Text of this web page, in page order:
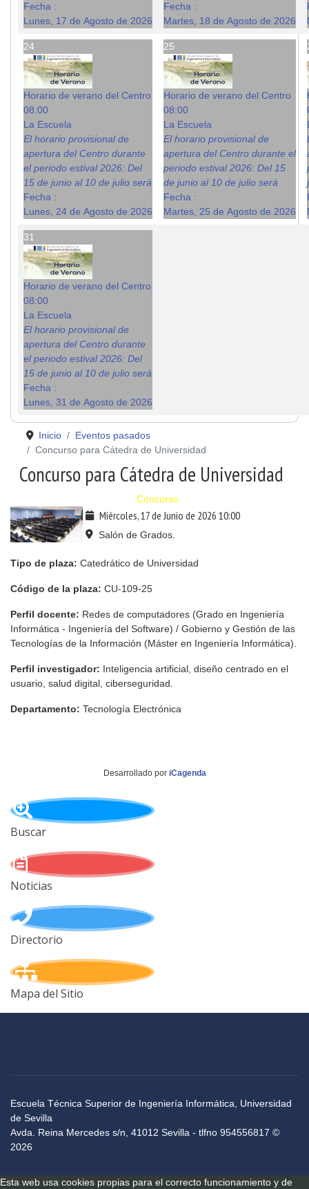
Fecha :
Lunes, 17 de Agosto de 2026
Fecha :
Martes, 18 de Agosto de 2026
24
Horario de verano del Centro
08:00
La Escuela
El horario provisional de
apertura del Centro durante
el periodo estival 2026: Del
15 de junio al 10 de julio será
Fecha :
Lunes, 24 de Agosto de 2026
25
Horario de verano del Centro
08:00
La Escuela
El horario provisional de
apertura del Centro durante el
periodo estival 2026: Del 15
de junio al 10 de julio será
Fecha :
Martes, 25 de Agosto de 2026
31
Horario de verano del Centro
08:00
La Escuela
El horario provisional de
apertura del Centro durante
el periodo estival 2026: Del
15 de junio al 10 de julio será
Fecha :
Lunes, 31 de Agosto de 2026
Inicio
Eventos pasados
Concurso para Cátedra de Universidad
Concurso para Cátedra de Universidad
Concurso
Miércoles, 17 de Junio de 2026 10:00
Salón de Grados.
Tipo de plaza: Catedrático de Universidad
Código de la plaza: CU-109-25
Perfil docente: Redes de computadores (Grado en Ingeniería
Informática - Ingeniería del Software) / Gobierno y Gestión de las
Tecnologías de la Información (Máster en Ingeniería Informática).
Perfil investigador: Inteligencia artificial, diseño centrado en el
usuario, salud digital, ciberseguridad.
Departamento: Tecnología Electrónica
Desarrollado por iCagenda
Buscar
Noticias
Directorio
Mapa del Sitio
Escuela Técnica Superior de Ingeniería Informática, Universidad
de Sevilla
Avda. Reina Mercedes s/n, 41012 Sevilla - tlfno 954556817 ©
2026
Esta web usa cookies propias para el correcto funcionamiento y de